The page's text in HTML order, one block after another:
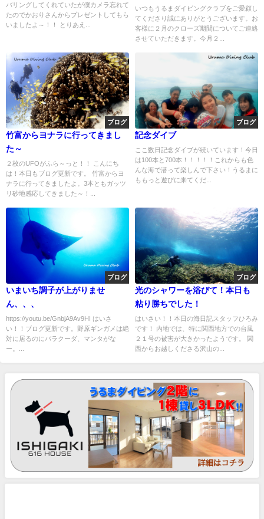
バリングしてくれていたが僕カメラ忘れて
たのでかおりさんからプレゼントしてもら
いましたよ～！！ とりあえ...
いつもうるまダイビングクラブをご愛顧し
てくださり誠にありがとうございます。お
客様に２月のクローズ期間についてご連絡
させていただきます。今月２...
ブログ
竹富からヨナラに行ってきまし
た～
２枚のUFOがふら～っと！！ こんにち
は！本日もブログ更新です。 竹富からヨ
ナラに行ってきましたよ。3本ともガッツ
リ砂地感応してきました～！...
ブログ
記念ダイブ
ここ数日記念ダイブが続いています！今日
は100本と700本！！！！！これからも色
んな海で潜って楽しんで下さい！うるまに
ももっと遊びに来てくだ...
ブログ
いまいち調子が上がりませ
ん、、、
https://youtu.be/GnbjA9Av9HI はいさ
い！！ブログ更新です。野原ギンガメは絶
対に居るのにバラクーダ、マンタがな
ー。...
ブログ
光のシャワーを浴びて！本日も
粘り勝ちでした！
はいさい！！本日の海日記スタッフひろみ
です！ 内地では、特に関西地方での台風
２１号の被害が大きかったようです。 関
西からお越しくださる沢山の...